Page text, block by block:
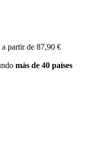
a partir de 87,90 €
más de 40 países